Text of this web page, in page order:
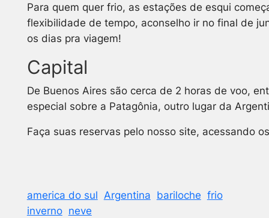
Para quem quer frio, as estações de esqui
flexibilidade de tempo, aconselho ir no final de
os dias pra viagem!
Capital
De Buenos Aires são cerca de 2 horas de voo,
especial sobre a Patagônia, outro lugar da
Faça suas reservas pelo nosso site, acessando
america do sul Argentina bariloche frio
inverno neve